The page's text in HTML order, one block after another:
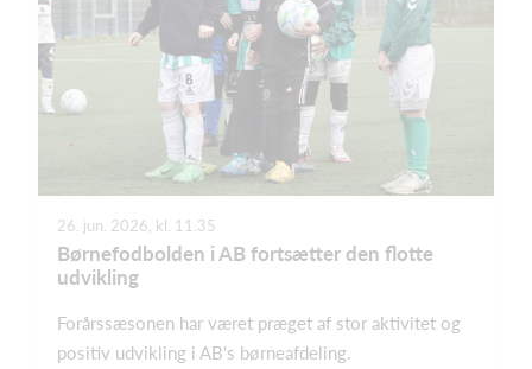
26. jun. 2026, kl. 11.35
Børnefodbolden i AB fortsætter den flotte
udvikling
Forårssæsonen har været præget af stor aktivitet og
positiv udvikling i AB's børneafdeling.